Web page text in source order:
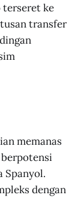
terseret ke
transfer
memanas
Spanyol.
dengan